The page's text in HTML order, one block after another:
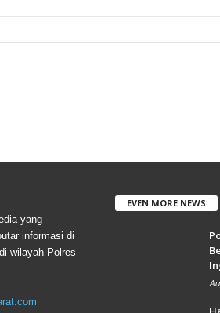
yang
informasi di
wilayah Polres
EVEN MORE NEWS